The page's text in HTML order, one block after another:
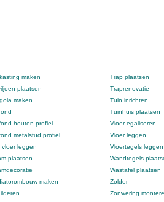
maken
plaatsen
maken
houten profiel
metalstud profiel
vloer leggen
plaatsen
maken
Trap plaatsen
Traprenovatie
Tuin inrichten
Tuinhuis plaatsen
Vloer egaliseren
Vloer leggen
Vloertegels leggen
Wandtegels
Wastafel plaatsen
Zolder
Zonwering